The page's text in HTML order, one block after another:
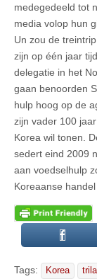
medegedeeld tot
media volop hun
Un zou de
zijn op één jaar
delegatie in het
gaan benoorden
hulp hoog op de
zijn vader 100
Korea wil tonen.
sedert eind 2009
aan voedselhulp
Koreaanse
Tags: Korea